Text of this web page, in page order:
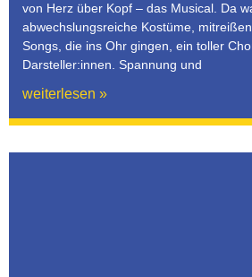
von Herz über Kopf – das Musical. Da
abwechslungsreiche Kostüme,
Songs, die ins Ohr gingen, ein toller
Darsteller:innen. Spannung und
weiterlesen »